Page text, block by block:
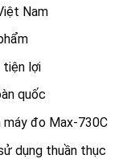
Nam
tiện lợi
quốc
máy đo Max-730C
dụng thuần thục